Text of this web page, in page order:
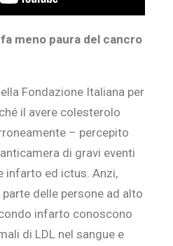
meno paura del cancro
Fondazione Italiana per
il avere colesterolo
– percepito
di gravi eventi
infarto ed ictus. Anzi,
delle persone ad alto
infarto conoscono
di LDL nel sangue e